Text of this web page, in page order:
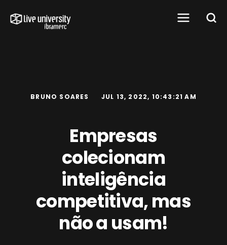
BRUNO SOARES JUL 13, 2022, 10:43:21 AM
Empresas
colecionam
inteligência
competitiva, mas
não a usam!